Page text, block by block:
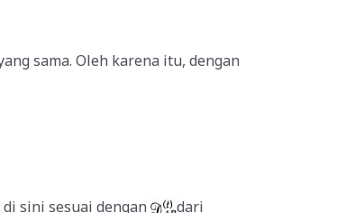
sama. Oleh karena itu, dengan
sini sesuai dengan
dari